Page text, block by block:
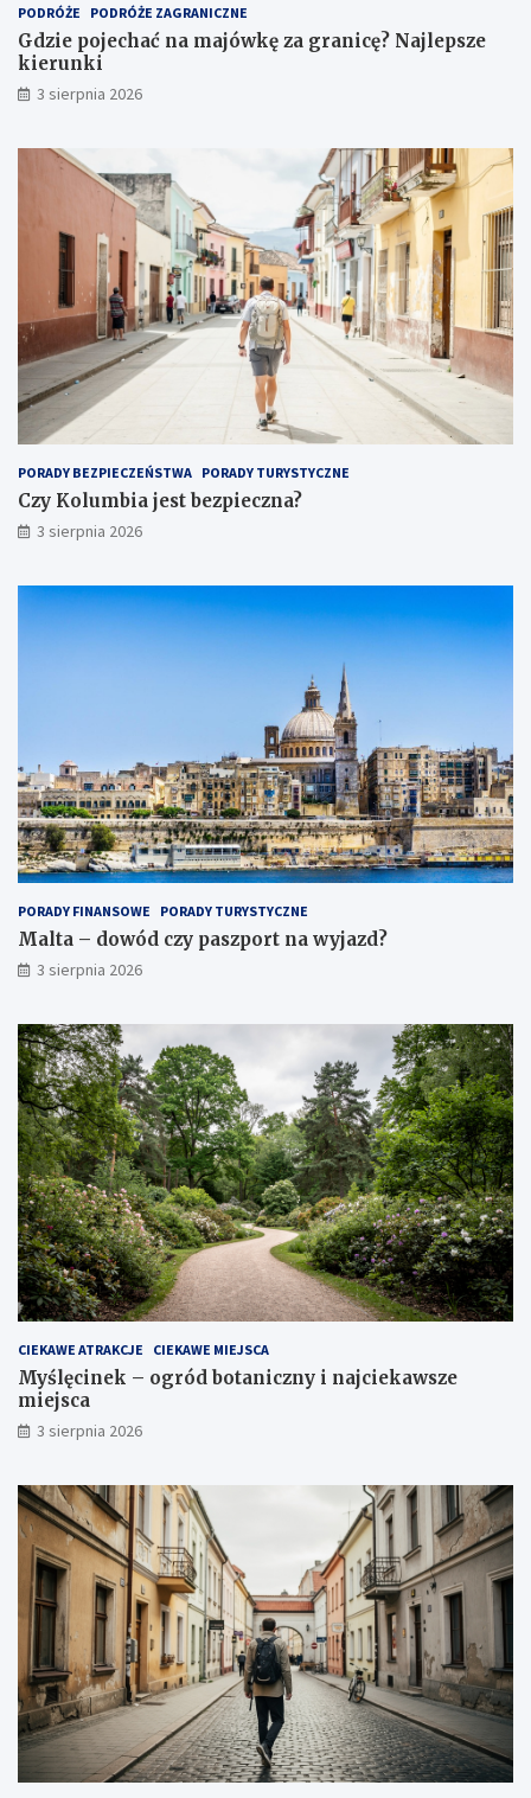
PODRÓŻE PODRÓŻE ZAGRANICZNE
Gdzie pojechać na majówkę za granicę? Najlepsze
kierunki
3 sierpnia 2026
PORADY BEZPIECZEŃSTWA PORADY TURYSTYCZNE
Czy Kolumbia jest bezpieczna?
3 sierpnia 2026
PORADY FINANSOWE PORADY TURYSTYCZNE
Malta – dowód czy paszport na wyjazd?
3 sierpnia 2026
CIEKAWE ATRAKCJE CIEKAWE MIEJSCA
Myślęcinek – ogród botaniczny i najciekawsze
miejsca
3 sierpnia 2026